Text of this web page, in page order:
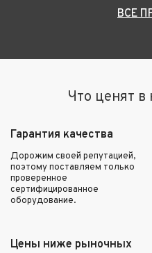
ВСЕ
Что ценят в
Гарантия качества
Дорожим своей репутацией,
поэтому поставляем только
проверенное
сертифицированное
оборудование.
Цены ниже рыночных